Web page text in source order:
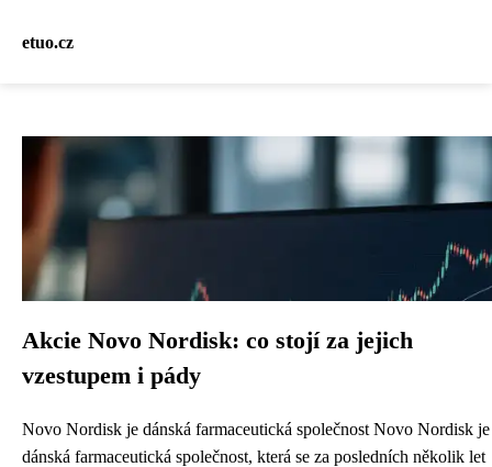
etuo.cz
Akcie Novo Nordisk: co stojí za jejich
vzestupem i pády
Novo Nordisk je dánská farmaceutická společnost Novo Nordisk je
dánská farmaceutická společnost, která se za posledních několik let